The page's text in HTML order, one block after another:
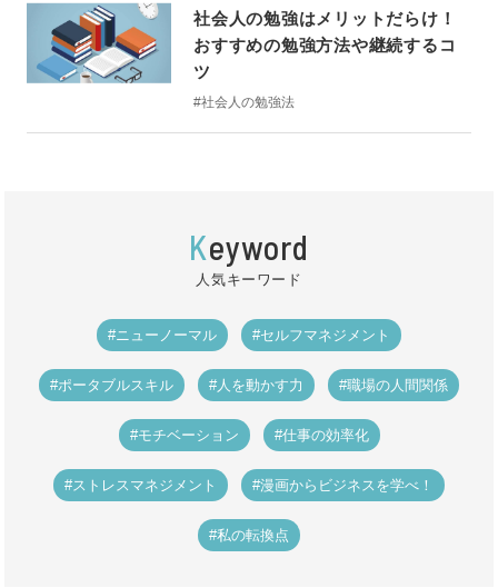
社会人の勉強はメリットだらけ！
おすすめの勉強方法や継続するコ
ツ
#社会人の勉強法
Keyword
人気キーワード
#ニューノーマル #セルフマネジメント
#ポータブルスキル #人を動かす力 #職場の人間関係
#モチベーション #仕事の効率化
#ストレスマネジメント #漫画からビジネスを学べ！
#私の転換点